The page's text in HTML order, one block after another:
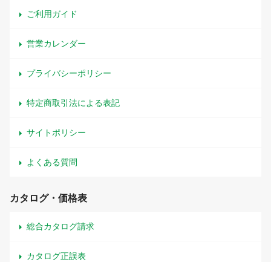
ご利用ガイド
営業カレンダー
プライバシーポリシー
特定商取引法による表記
サイトポリシー
よくある質問
カタログ・価格表
総合カタログ請求
カタログ正誤表